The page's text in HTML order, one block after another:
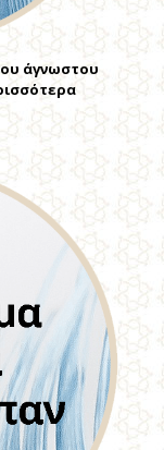
άγνωστου